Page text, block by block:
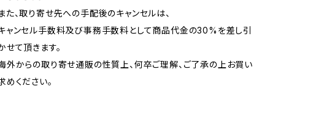
た、取り寄せ先への手配後のキャンセルは、
ャンセル手数料及び事務手数料として商品代金の30%を差し引
せて頂きます。
外からの取り寄せ通販の性質上、何卒ご理解、ご了承の上お買い
めください。